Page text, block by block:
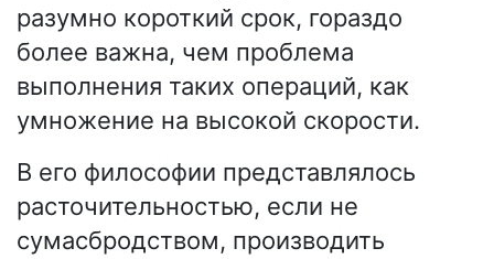
разумно короткий срок, гораздо
более важна, чем проблема
выполнения таких операций, как
умножение на высокой скорости.
В его философии представлялось
расточительностью, если не
сумасбродством, производить